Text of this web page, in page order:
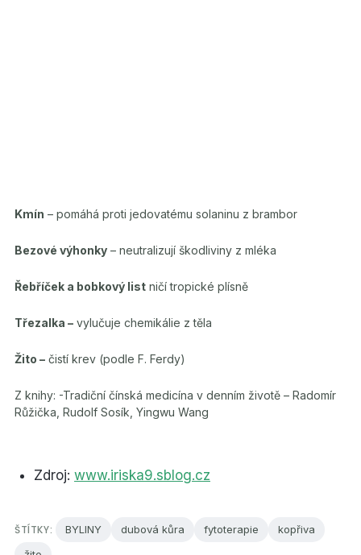
Kmín – pomáhá proti jedovatému solaninu z brambor
Bezové výhonky – neutralizují škodliviny z mléka
Řebříček a bobkový list ničí tropické plísně
Třezalka – vylučuje chemikálie z těla
Žito – čistí krev (podle F. Ferdy)
Z knihy: -Tradiční čínská medicína v denním životě – Radomír
Růžička, Rudolf Sosík, Yingwu Wang
Zdroj: www.iriska9.sblog.cz
ŠTÍTKY: BYLINY dubová kůra fytoterapie
kopřiva